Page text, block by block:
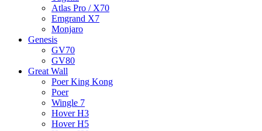
Atlas Pro / X70
Emgrand X7
Monjaro
Genesis
GV70
GV80
Great Wall
Poer King Kong
Poer
Wingle 7
Hover H3
Hover H5